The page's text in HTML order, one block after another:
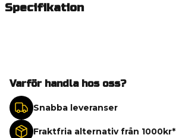
Specifikation
Varför handla hos oss?
Snabba leveranser
Fraktfria alternativ från 1000kr*